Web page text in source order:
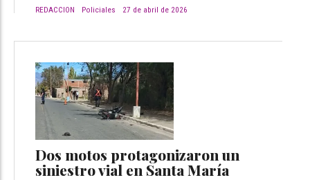
REDACCION Policiales 27 de abril de 2026
Dos motos protagonizaron un
siniestro vial en Santa María